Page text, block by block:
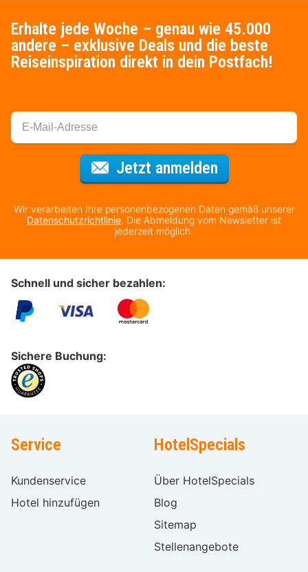
Erhalte jede Woche – genau wie 45.000
andere – exklusive Deals und die beste
Reiseinspiration direkt in dein Postfach!
Jetzt anmeldenFür den
Wir verarbeiten Ihre personenbezogenen Daten gemäß unserer
Datenschutzrichtlinie. Die Abmeldung vom Newsletter ist
jederzeit möglich.
Schnell und sicher bezahlen:
Sichere Buchung:
Service
Kundenservice
Hotel hinzufügen
HotelSpecials
Über HotelSpecials
Blog
Sitemap
Stellenangebote